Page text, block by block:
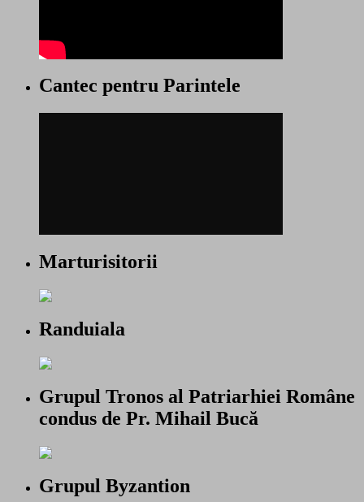
Cantec pentru Parintele
Marturisitorii
Randuiala
Grupul Tronos al Patriarhiei Române
condus de Pr. Mihail Bucă
Grupul Byzantion